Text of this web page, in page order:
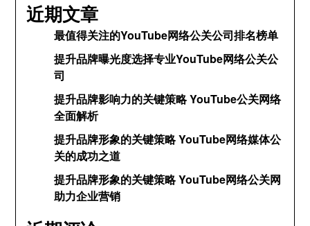
近期文章
最值得关注的YouTube网络公关公司排名榜单
提升品牌曝光度选择专业YouTube网络公关公
司
提升品牌影响力的关键策略 YouTube公关网络
全面解析
提升品牌形象的关键策略 YouTube网络媒体公
关的成功之道
提升品牌形象的关键策略 YouTube网络公关网
助力企业营销